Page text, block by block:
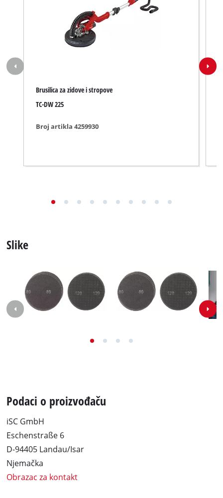
Brusilica za zidove i stropove
TC-DW 225
Broj artikla 4259930
Slike
Podaci o proizvođaču
iSC GmbH
Eschenstraße 6
D-94405 Landau/Isar
Njemačka
Obrazac za kontakt